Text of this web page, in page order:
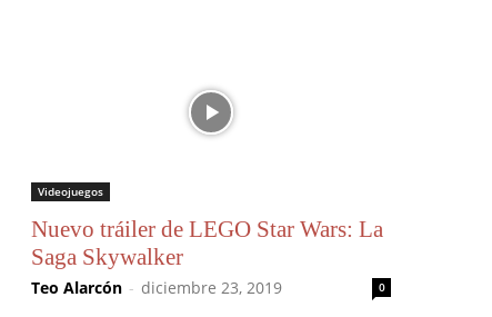
Videojuegos
Nuevo tráiler de LEGO Star Wars: La
Saga Skywalker
Teo Alarcón - diciembre 23, 2019 0